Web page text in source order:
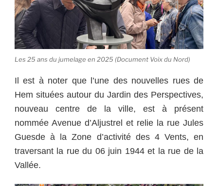
Les 25 ans du jumelage en 2025 (Document Voix du Nord)
Il est à noter que l’une des nouvelles rues de
Hem situées autour du Jardin des Perspectives,
nouveau centre de la ville, est à présent
nommée Avenue d’Aljustrel et relie la rue Jules
Guesde à la Zone d’activité des 4 Vents, en
traversant la rue du 06 juin 1944 et la rue de la
Vallée.